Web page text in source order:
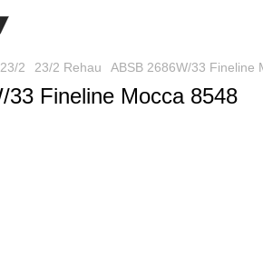
23/2 23/2 Rehau ABSB 2686W/33 Fineline
33 Fineline Mocca 8548